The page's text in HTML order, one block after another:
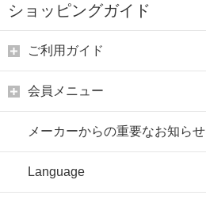
ショッピングガイド
ご利用ガイド
会員メニュー
メーカーからの重要なお知らせ
Language